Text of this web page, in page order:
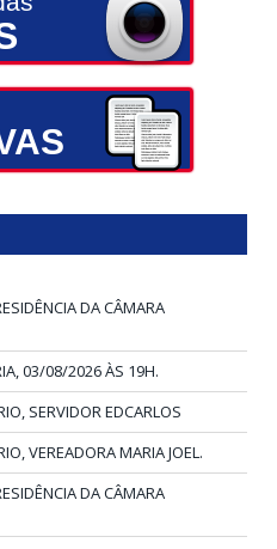
DA CÂMARA
03/08/2026 ÀS 19H.
SERVIDOR EDCARLOS
VEREADORA MARIA JOEL.
DA CÂMARA